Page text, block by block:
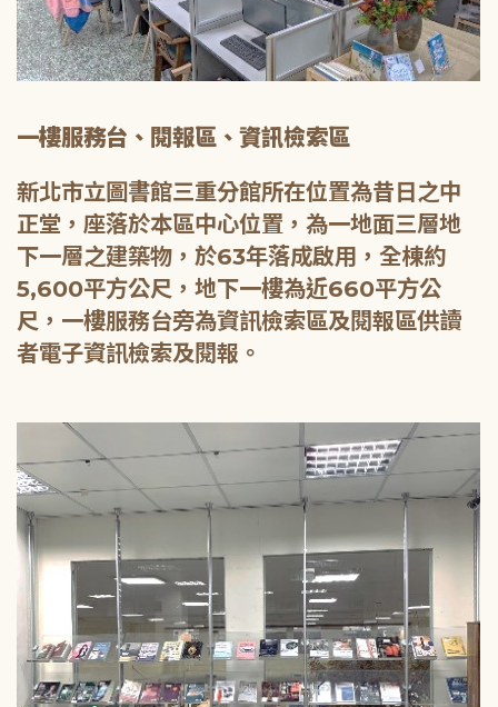
一樓服務台、閱報區、資訊檢索區
新北市立圖書館三重分館所在位置為昔日之中
正堂，座落於本區中心位置，為一地面三層地
下一層之建築物，於63年落成啟用，全棟約
5,600平方公尺，地下一樓為近660平方公
尺，一樓服務台旁為資訊檢索區及閱報區供讀
者電子資訊檢索及閱報。